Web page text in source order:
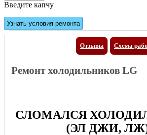
Введите капчу
Отзывы Схема
Ремонт холодильников LG
СЛОМАЛСЯ
(ЭЛ ДЖИ,